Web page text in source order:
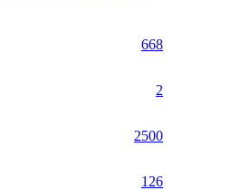
668
2
2500
126